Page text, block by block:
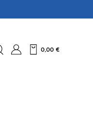
0,00 €